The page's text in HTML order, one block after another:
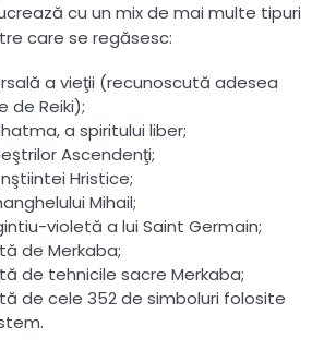
cu un mix de mai multe tipuri
care se regăsesc:
a vieţii (recunoscută adesea
de Reiki);
a spiritului liber;
Ascendenţi;
Hristice;
Mihail;
violetă a lui Saint Germain;
de Merkaba;
de tehnicile sacre Merkaba;
de cele 352 de simboluri folosite